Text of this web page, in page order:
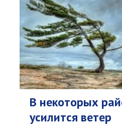
В некоторых
усилится ветер